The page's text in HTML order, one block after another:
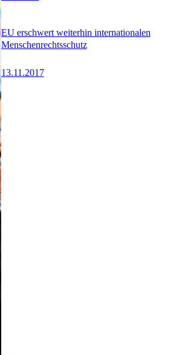
EU erschwert weiterhin internationalen
Menschenrechtsschutz
13.11.2017